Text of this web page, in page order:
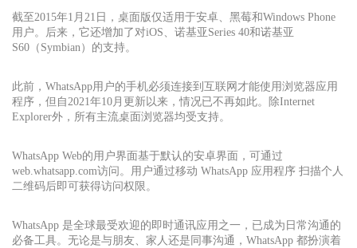
截至2015年1月21日，桌面版仅适用于安卓、黑莓和Windows Phone
用户。后来，它还增加了对iOS、诺基亚Series 40和诺基亚
S60（Symbian）的支持。
此前，WhatsApp用户的手机必须连接到互联网才能使用浏览器应用
程序，但自2021年10月更新以来，情况已不再如此。除Internet
Explorer外，所有主流桌面浏览器均受支持。
WhatsApp Web的用户界面基于默认的安卓界面，可通过
web.whatsapp.com访问。用户通过移动 WhatsApp 应用程序 扫描个人
二维码后即可获得访问权限。
WhatsApp 是全球最受欢迎的即时通讯应用之一，已成为日常沟通的
必备工具。无论是与朋友、家人还是同事沟通，WhatsApp 都扮演着